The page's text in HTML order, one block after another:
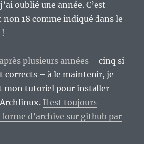
oublié une année. C’est
non 18 comme indiqué dans le
plusieurs années – cinq si
corrects – à le maintenir, je
mon tutoriel pour installer
Il est toujours
d’archive sur github par